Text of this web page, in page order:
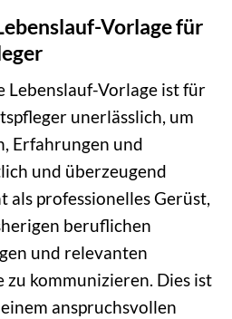
Vorlage für
Vorlage ist für
unerlässlich, um
Erfahrungen und
und überzeugend
als professionelles Gerüst,
beruflichen
und relevanten
zu kommunizieren. Dies ist
anspruchsvollen